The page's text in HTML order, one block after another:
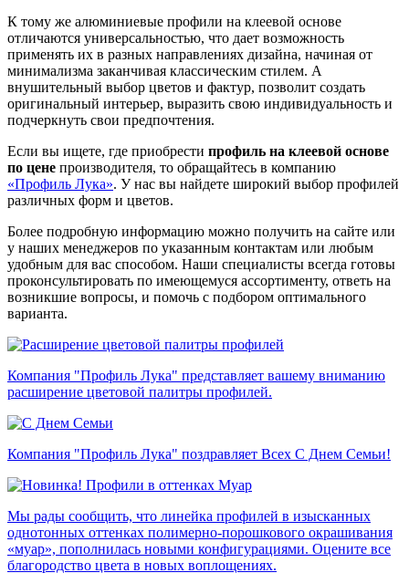
К тому же алюминиевые профили на клеевой основе
отличаются универсальностью, что дает возможность
применять их в разных направлениях дизайна, начиная от
минимализма заканчивая классическим стилем. А
внушительный выбор цветов и фактур, позволит создать
оригинальный интерьер, выразить свою индивидуальность и
подчеркнуть свои предпочтения.
Если вы ищете, где приобрести профиль на клеевой основе
по цене производителя, то обращайтесь в компанию
«Профиль Лука». У нас вы найдете широкий выбор профилей
различных форм и цветов.
Более подробную информацию можно получить на сайте или
у наших менеджеров по указанным контактам или любым
удобным для вас способом. Наши специалисты всегда готовы
проконсультировать по имеющемуся ассортименту, ответь на
возникшие вопросы, и помочь с подбором оптимального
варианта.
Компания "Профиль Лука" представляет вашему вниманию
расширение цветовой палитры профилей.
Компания "Профиль Лука" поздравляет Всех С Днем Семьи!
Мы рады сообщить, что линейка профилей в изысканных
однотонных оттенках полимерно-порошкового окрашивания
«муар», пополнилась новыми конфигурациями. Оцените все
благородство цвета в новых воплощениях.